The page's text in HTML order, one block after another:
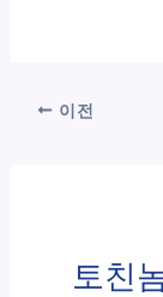
이전
토친